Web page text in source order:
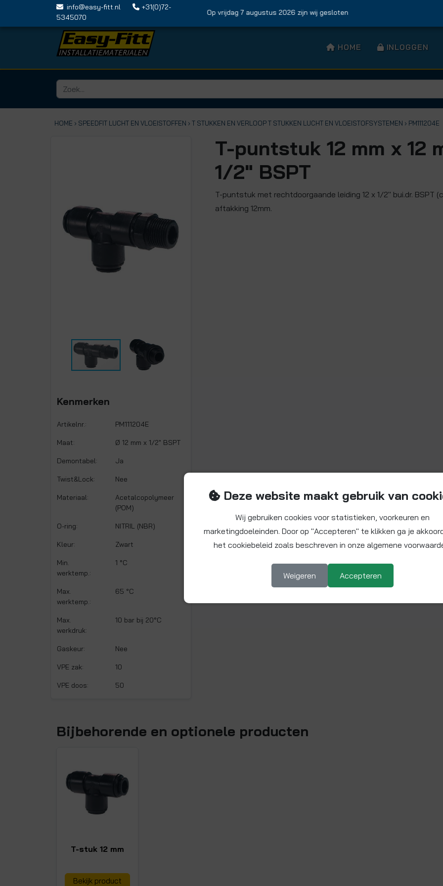
info@easy-fitt.nl
+31(0)72-
5345070
Op vrijdag 7 augustus 2026 zijn wij gesloten
HOME INLOGGEN
HOME › SPEEDFIT LUCHT EN VLOEISTOFFEN › T STUKKEN EN VERLOOP T STUKKEN LUCHT EN VLOEISTOFSYSTEMEN › PM111204E
Kenmerken
Artikelnr.: PM111204E
Maat: Ø 12 mm x 1/2" BSPT
Demontabel: Ja
Twist&Lock: Nee
Materiaal:
Acetalcopolymeer
(POM)
O-ring: NITRIL (NBR)
Kleur: Zwart
Min.
werktemp.:
1 °C
Max.
werktemp.:
65 °C
Max.
werkdruk:
10 bar bij 20°C
Gaskeur: Nee
VPE zak: 10
VPE doos: 50
T-puntstuk 12 mm x 12
1/2" BSPT
T-puntstuk met rechtdoorgaande leiding 12 x 1/2" bui.dr. BSPT
aftakking 12mm.
Bijbehorende en optionele producten
T-stuk 12 mm
Bekijk product
Deze website maakt gebruik van
Wij gebruiken cookies voor statistieken, voorkeuren en
marketingdoeleinden. Door op "Accepteren" te klikken ga je
het cookiebeleid zoals beschreven in onze algemene
Weigeren Accepteren